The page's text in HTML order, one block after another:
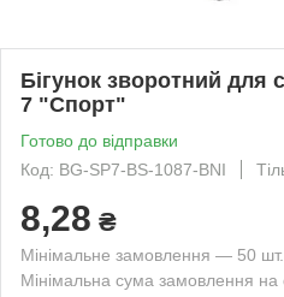
Бігунок зворотний для
7 "Спорт"
Готово до відправки
Код: BG-SP7-BS-1087-BNI
8,28 ₴
Мінімальне замовлення — 50 шт.
Мінімальна сума замовлення